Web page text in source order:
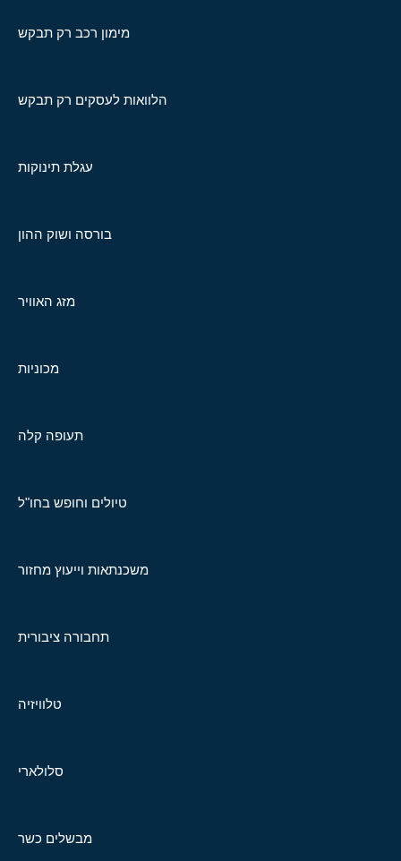
מימון רכב רק תבקש
הלוואות לעסקים רק תבקש
עגלת תינוקות
בורסה ושוק ההון
מזג האוויר
מכוניות
תעופה קלה
טיולים וחופש בחו"ל
משכנתאות וייעוץ מחזור
תחבורה ציבורית
טלוויזיה
סלולארי
מבשלים כשר